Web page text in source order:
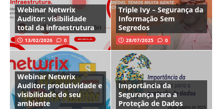
Webinar Netwrix
Auditor: visibilidade
total da infraestrutura
13/02/2026 0
Triple Ivy – Segurança da
Informação Sem
Segredos
28/07/2025 0
Webinar Netwrix
Auditor: produtividade e
visibilidade do seu
ambiente
Importância da
Segurança para a
Proteção de Dados